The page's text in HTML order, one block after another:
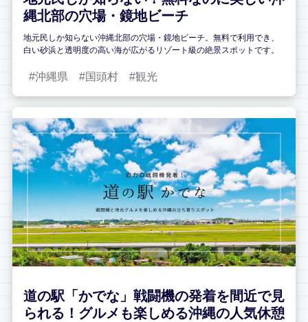
縄北部の穴場・鏡地ビーチ
地元民しか知らない沖縄北部の穴場・鏡地ビーチ。無料で利用でき、
白い砂浜と透明度の高い海が広がるリゾート級の絶景スポットです。
沖縄県 国頭村 観光
道の駅「かでな」戦闘機の発着を間近で見
られる！グルメも楽しめる沖縄の人気休憩